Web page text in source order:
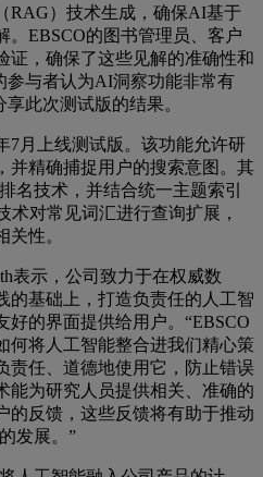
RAG）技术生成，确保AI基于
。EBSCO的图书管理员、客户
证，确保了这些见解的准确性和
参与者认为AI洞察功能非常有
享此次测试版的结果。
7月上线测试版。该功能允许研
并精确捕捉用户的搜索意图。其
名技术，并结合统一主题索引
对常见词汇进行查询扩展，
关性。
表示，公司致力于在权威数
的基础上，打造负责任的人工智
的界面提供给用户。“EBSCO
何将人工智能整合进我们精心策
任、道德地使用它，防止错误
能为研究人员提供相关、准确的
的反馈，这些反馈将有助于推动
发展。”